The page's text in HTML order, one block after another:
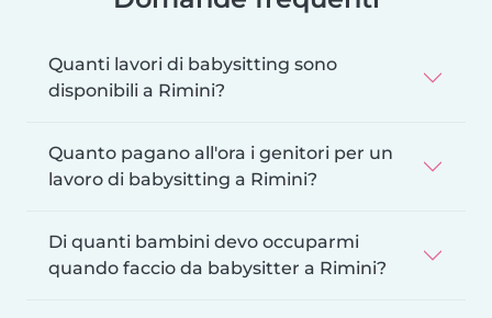
Quanti lavori di babysitting sono
disponibili a Rimini?
Quanto pagano all'ora i genitori per un
lavoro di babysitting a Rimini?
Di quanti bambini devo occuparmi
quando faccio da babysitter a Rimini?